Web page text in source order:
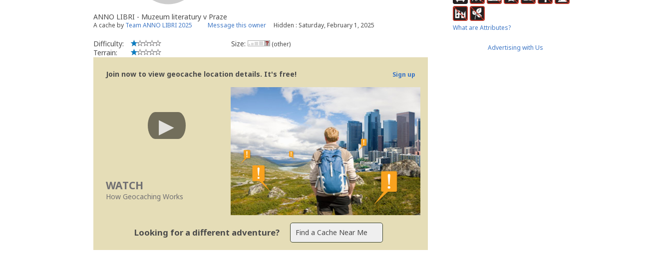
ANNO LIBRI - Muzeum literatury v Praze
A cache by Team ANNO LIBRI 2025 Message this owner Hidden : Saturday, February 1, 2025
Difficulty:
Terrain:
Size: (other)
Join now to view geocache location details. It's free! Sign up
WATCH
How Geocaching Works
Looking for a different adventure?
What are Attributes?
Advertising with Us